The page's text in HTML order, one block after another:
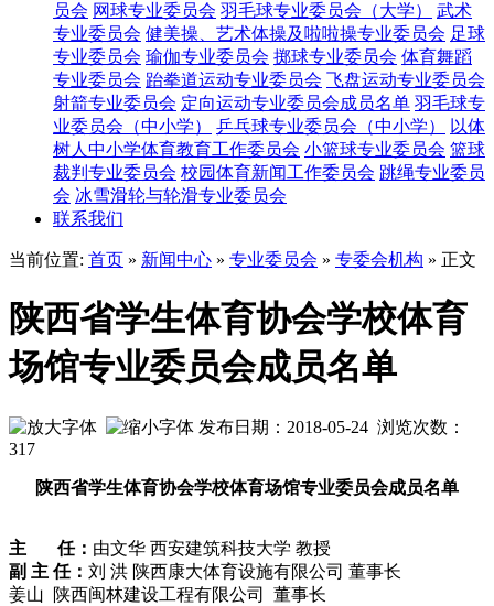
员会 网球专业委员会 羽毛球专业委员会（大学）
武术
专业委员会 健美操、艺术体操及啦啦操专业委员会 足球
专业委员会 瑜伽专业委员会 掷球专业委员会 体育舞蹈
专业委员会 跆拳道运动专业委员会 飞盘运动专业委员会
射箭专业委员会 定向运动专业委员会成员名单 羽毛球专
业委员会（中小学）
乒乓球专业委员会（中小学）
以体
树人中小学体育教育工作委员会 小篮球专业委员会 篮球
裁判专业委员会 校园体育新闻工作委员会 跳绳专业委员
会 冰雪滑轮与轮滑专业委员会
联系我们
当前位置: 首页 » 新闻中心 » 专业委员会 » 专委会机构 » 正文
陕西省学生体育协会学校体育
场馆专业委员会成员名单
发布日期：2018-05-24 浏览次数：
317
陕西省学生体育协会学校体育场馆专业委员会成员名单
主 任： 由文华 西安建筑科技大学 教授
副 主 任： 刘 洪 陕西康大体育设施有限公司 董事长
姜山 陕西闽林建设工程有限公司 董事长